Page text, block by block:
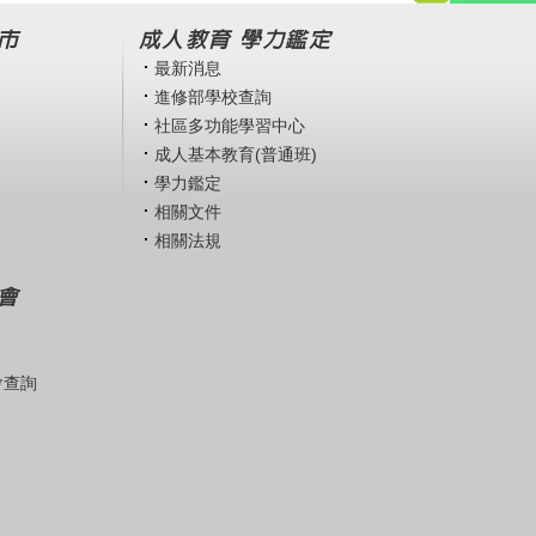
成人教育 學力鑑定
最新消息
進修部學校查詢
社區多功能學習中心
成人基本教育(普通班)
學力鑑定
相關文件
相關法規
詢